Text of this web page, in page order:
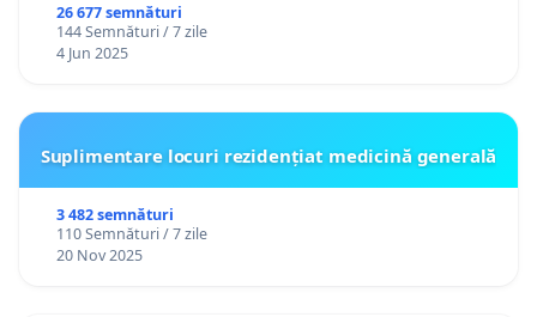
26 677 semnături
144 Semnături / 7 zile
4 Jun 2025
Suplimentare locuri rezidențiat medicină generală
3 482 semnături
110 Semnături / 7 zile
20 Nov 2025